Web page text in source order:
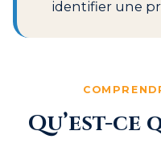
identifier une
Qu’est-ce